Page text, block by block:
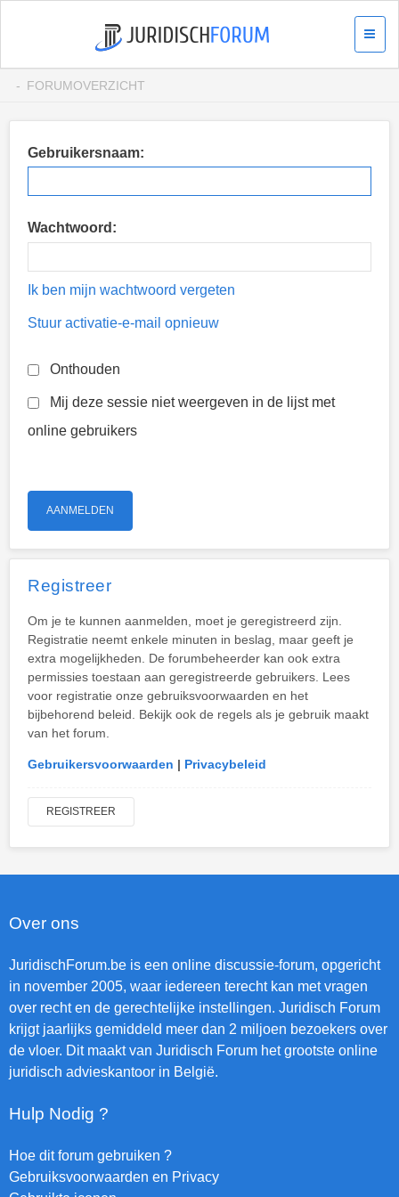
FORUMOVERZICHT
Gebruikersnaam:
Wachtwoord:
Ik ben mijn wachtwoord vergeten
Stuur activatie-e-mail opnieuw
Onthouden
Mij deze sessie niet weergeven in de lijst met
online gebruikers
Registreer
Om je te kunnen aanmelden, moet je geregistreerd zijn.
Registratie neemt enkele minuten in beslag, maar geeft je
extra mogelijkheden. De forumbeheerder kan ook extra
permissies toestaan aan geregistreerde gebruikers. Lees
voor registratie onze gebruiksvoorwaarden en het
bijbehorend beleid. Bekijk ook de regels als je gebruik maakt
van het forum.
Gebruikersvoorwaarden | Privacybeleid
REGISTREER
Over ons
JuridischForum.be is een online discussie-forum, opgericht
in november 2005, waar iedereen terecht kan met vragen
over recht en de gerechtelijke instellingen. Juridisch Forum
krijgt jaarlijks gemiddeld meer dan 2 miljoen bezoekers over
de vloer. Dit maakt van Juridisch Forum het grootste online
juridisch advieskantoor in België.
Hulp Nodig ?
Hoe dit forum gebruiken ?
Gebruiksvoorwaarden en Privacy